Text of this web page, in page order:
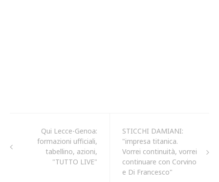
Qui Lecce-Genoa:
formazioni ufficiali,
tabellino, azioni,
"TUTTO LIVE"
STICCHI DAMIANI:
"impresa titanica.
Vorrei continuità, vorrei
continuare con Corvino
e Di Francesco"